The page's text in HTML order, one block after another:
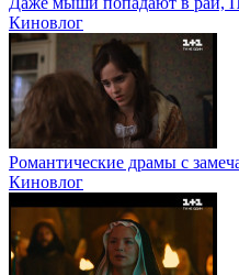
Киновлог
Романтические драмы с
Киновлог